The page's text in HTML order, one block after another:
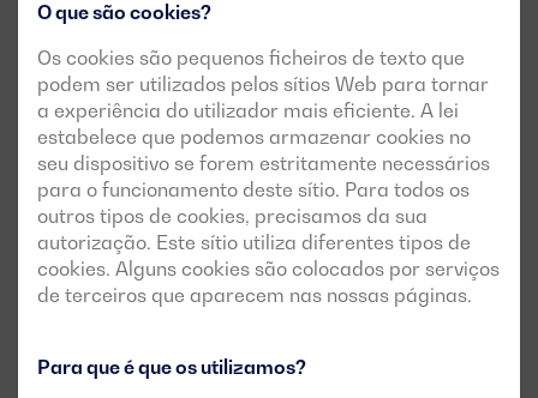
O que são cookies?
Os cookies são pequenos ficheiros de texto que
podem ser utilizados pelos sítios Web para tornar
a experiência do utilizador mais eficiente. A lei
estabelece que podemos armazenar cookies no
seu dispositivo se forem estritamente necessários
para o funcionamento deste sítio. Para todos os
outros tipos de cookies, precisamos da sua
autorização. Este sítio utiliza diferentes tipos de
cookies. Alguns cookies são colocados por serviços
de terceiros que aparecem nas nossas páginas.
Para que é que os utilizamos?